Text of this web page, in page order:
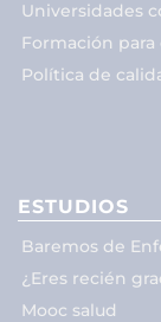
Universidades
Formación para
Política de
ESTUDIOS
Baremos de
¿Eres recién
Mooc salud